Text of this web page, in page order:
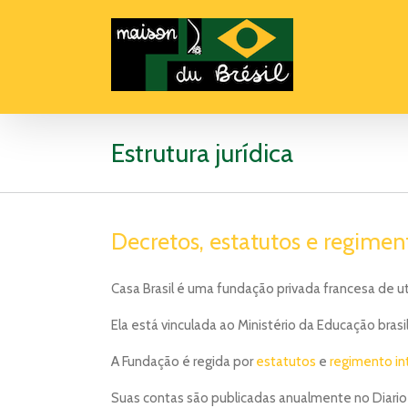
Estrutura jurídica
Decretos, estatutos e
Casa Brasil é uma fundação privada francesa de
Ela está vinculada ao Ministério da Educação
A Fundação é regida porestatutos e regimento
Suas contas são publicadas anualmente no